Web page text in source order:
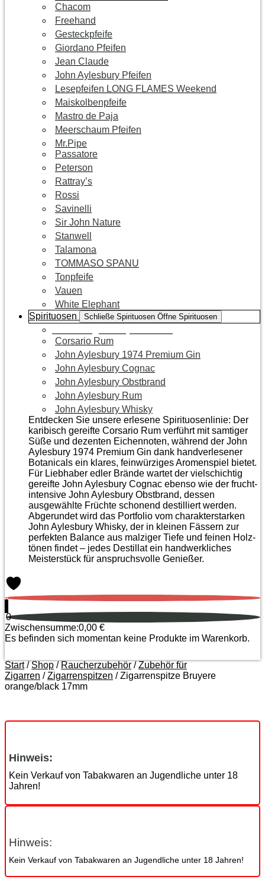
Chacom
Freehand
Gesteckpfeife
Giordano Pfeifen
Jean Claude
John Aylesbury Pfeifen
Lesepfeifen LONG FLAMES Weekend
Maiskolbenpfeife
Mastro de Paja
Meerschaum Pfeifen
Mr.Pipe
Passatore
Peterson
Rattray’s
Rossi
Savinelli
Sir John Nature
Stanwell
Talamona
TOMMASO SPANU
Tonpfeife
Vauen
White Elephant
Spirituosen
Schließe Spirituosen Öffne Spirituosen
Corsario Rum
John Aylesbury 1974 Premium Gin
John Aylesbury Cognac
John Aylesbury Obstbrand
John Aylesbury Rum
John Aylesbury Whisky
Entdecken Sie unsere erlesene Spirituosenlinie: Der
karibisch gereifte Corsario Rum verführt mit samtiger
Süße und dezenten Eichen­noten, während der John
Aylesbury 1974 Premium Gin dank handverlesener
Botanicals ein klares, feinwürziges Aromenspiel bietet.
Für Liebhaber edler Brände wartet der vielschichtig
gereifte John Aylesbury Cognac ebenso wie der frucht­
intensive John Aylesbury Obstbrand, dessen
ausgewählte Früchte schonend destilliert werden.
Abgerundet wird das Portfolio vom charakterstarken
John Aylesbury Whisky, der in kleinen Fässern zur
perfekten Balance aus malziger Tiefe und feinen Holz­
tönen findet – jedes Destillat ein handwerkliches
Meister­stück für anspruchsvolle Genießer.
0
0
Zwischensumme:0,00 €
Es befinden sich momentan keine Produkte im Warenkorb.
Start/ Shop / Raucherzubehör /Zubehör für
Zigarren /Zigarrenspitzen / Zigarrenspitze Bruyere
orange/black 17mm
Hinweis:
Kein Verkauf von Tabakwaren an Jugendliche unter 18
Jahren!
Hinweis:
Kein Verkauf von Tabakwaren an Jugendliche unter 18 Jahren!